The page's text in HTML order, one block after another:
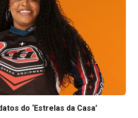
do ‘Estrelas da Casa’